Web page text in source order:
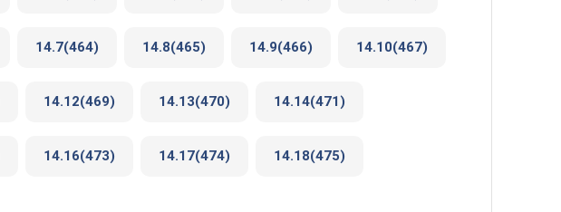
14.7(464) 14.8(465) 14.9(466) 14.10(467)
14.12(469) 14.13(470) 14.14(471)
14.16(473) 14.17(474) 14.18(475)